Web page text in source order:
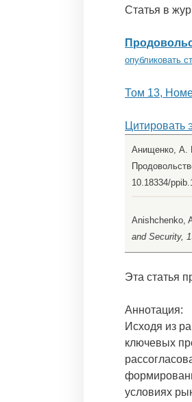
Статья в
опубликовать
Том 13,
Цитировать
Анищенко, А.
10.18334/
Anishchenko,
and Security,
Эта статья
Аннотация:
Исходя из
ключевых
условиях